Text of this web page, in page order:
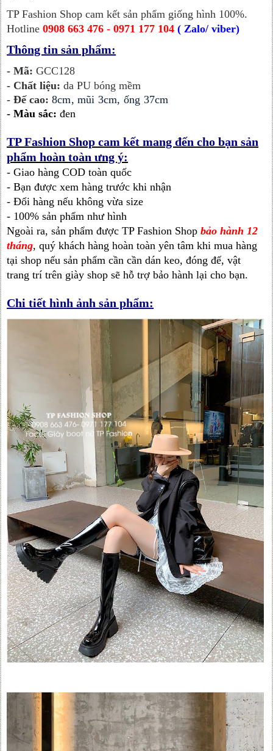
TP Fashion Shop cam kết sản phẩm giống hình 100%.
Hotline0908 663 476 - 0971 177 104 ( Zalo/ viber)
Thông tin sản phẩm:
- Mã: GCC128
- Chất liệu:da PU bóng mềm
- Đế cao:8cm, mũi 3cm, ống 37cm
-Màu sắc: đen
TP Fashion Shop cam kết mang đến cho bạn sản
phẩm hoàn toàn ưng ý:
- Giao hàng COD toàn quốc
- Bạn được xem hàng trước khi nhận
- Đổi hàng nếu không vừa size
- 100% sản phẩm như hình
Ngoài ra, sản phẩm được TP Fashion Shopbảo hành 12
tháng, quý khách hàng hoàn toàn yên tâm khi mua hàng
tại shop nếu sản phẩm cần cần dán keo, đóng đế, vật
trang trí trên giày shop sẽ hỗ trợ bảo hành lại cho bạn.
Chi tiết hình ảnh sản phẩm: